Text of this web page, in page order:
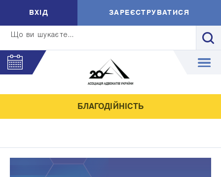
Що ви шукаєте...
ВXIД ЗАРЕЄСТРУВАТИСЯ
БЛАГОДІЙНІСТЬ